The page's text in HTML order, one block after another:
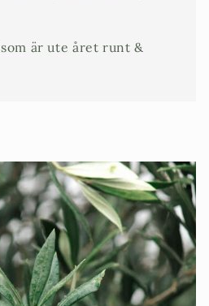
är ute året runt &